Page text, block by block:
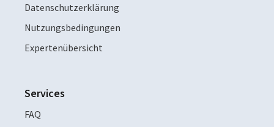
Datenschutzerklärung
Nutzungsbedingungen
Expertenübersicht
Services
FAQ